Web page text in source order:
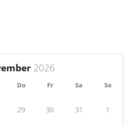
Do Fr Sa So
29 30 31 1